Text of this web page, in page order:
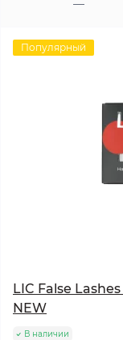
Популярный
LIC False
NEW
В наличии